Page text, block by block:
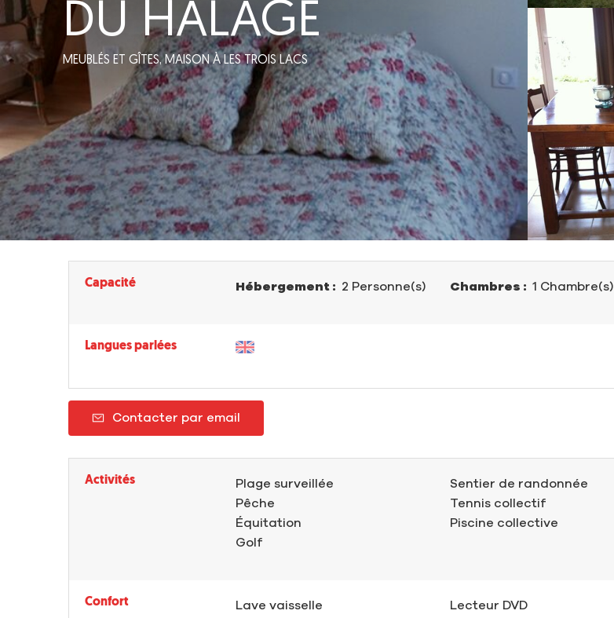
DU HALAGE
MEUBLÉS ET GÎTES,MAISON À LES TROIS LACS
Capacité Hébergement : 2 Personne(s) Chambres : 1 Chambre(s)
Langues parlées
Contacter par email
Activités
Plage surveillée
Pêche
Équitation
Golf
Sentier de randonnée
Tennis collectif
Piscine collective
Confort
Lave vaisselle
Lecteur DVD